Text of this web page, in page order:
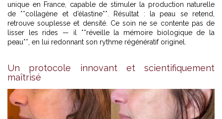
unique en France, capable de stimuler la production naturelle
de **collagène et d’élastine**. Résultat : la peau se retend,
retrouve souplesse et densité. Ce soin ne se contente pas de
lisser les rides — il **réveille la mémoire biologique de la
peau**, en lui redonnant son rythme régénératif originel.
Un protocole innovant et scientifiquement
maîtrisé